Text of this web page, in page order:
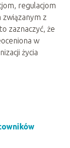
regulacjom
z
zaznaczyć, że
w
życia